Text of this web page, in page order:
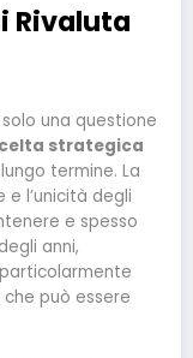
Rivaluta
una questione
strategica
termine. La
e l’unicità degli
e spesso
anni,
può essere